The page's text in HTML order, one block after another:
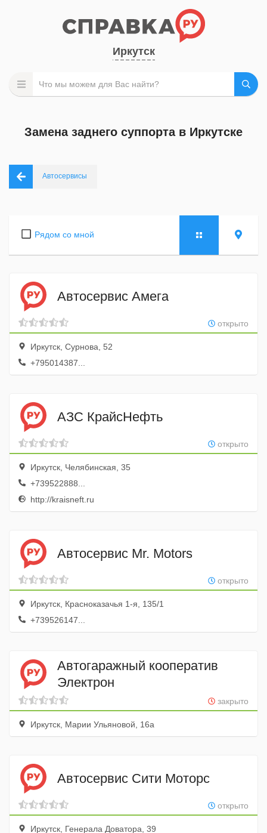
Иркутск
Замена заднего суппорта в Иркутске
Автосервисы
Рядом со мной
Автосервис Амега
открыто
Иркутск, Сурнова, 52
+795014387...
АЗС КрайсНефть
открыто
Иркутск, Челябинская, 35
+739522888...
http://kraisneft.ru
Автосервис Mr. Motors
открыто
Иркутск, Красноказачья 1-я, 135/1
+739526147...
Автогаражный кооператив
Электрон
закрыто
Иркутск, Марии Ульяновой, 16а
Автосервис Сити Моторс
открыто
Иркутск, Генерала Доватора, 39